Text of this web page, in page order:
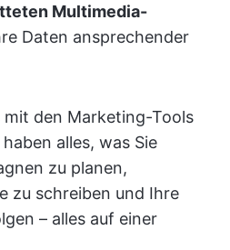
Multimedia-
Daten ansprechender
mit den Marketing-Tools
alles, was Sie
zu planen,
zu schreiben und Ihre
– alles auf einer